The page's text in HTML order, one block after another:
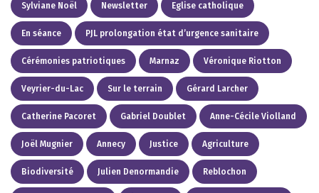
Sylviane Noël Newsletter Eglise catholique
En séance PJL prolongation état d’urgence sanitaire
Cérémonies patriotiques Marnaz Véronique Riotton
Veyrier-du-Lac Sur le terrain Gérard Larcher
Catherine Pacoret Gabriel Doublet Anne-Cécile Violland
Joël Mugnier Annecy Justice Agriculture
Biodiversité Julien Denormandie Reblochon